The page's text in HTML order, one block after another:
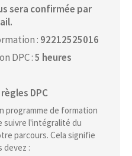
sera confirmée par
: 92212525016
DPC :5 heures
DPC
programme de formation
suivre l'intégralité du
parcours. Cela signifie
devez :